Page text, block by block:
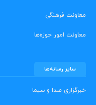
معاونت فرهنگی
معاونت امور حوزه‌ها
سایر رسانه‌ها
خبرگزاری صدا و سیما